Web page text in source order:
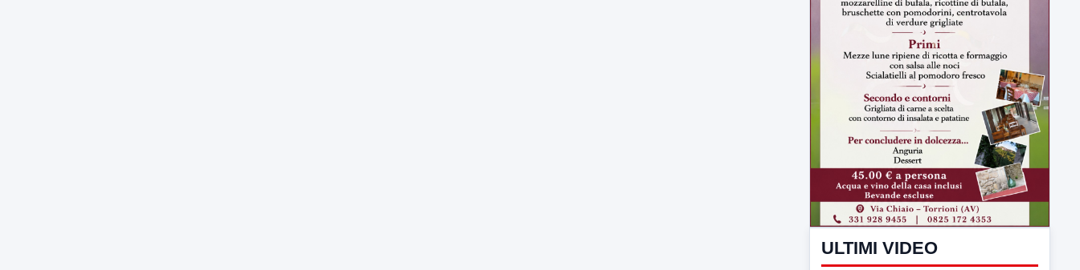
7 AGOSTO 2026 CRONACA
Ancora tensione nel carcere: due
agenti feriti dopo nuove
aggressioni
Nuove giornate di tensioni nel carcere di
Benevento. Due detenuti...